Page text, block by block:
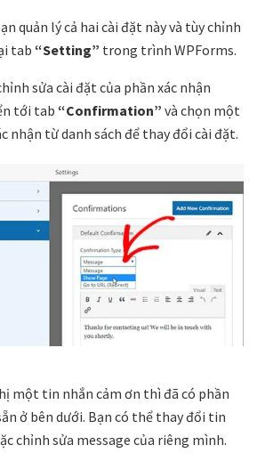
quản lý cả hai cài đặt này và tùy chỉnh
tab “Setting” trong trình WPForms.
sửa cài đặt của phần xác nhận
tới tab “Confirmation” và chọn một
nhận từ danh sách để thay đổi cài đặt.
một tin nhắn cảm ơn thì đã có phần
ở bên dưới. Bạn có thể thay đổi tin
chỉnh sửa message của riêng mình.